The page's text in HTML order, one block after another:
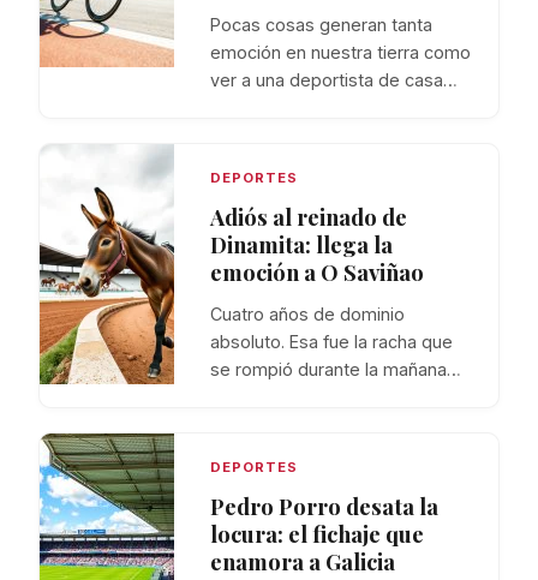
Pocas cosas generan tanta
emoción en nuestra tierra como
ver a una deportista de casa…
DEPORTES
Adiós al reinado de
Dinamita: llega la
emoción a O Saviñao
Cuatro años de dominio
absoluto. Esa fue la racha que
se rompió durante la mañana…
DEPORTES
Pedro Porro desata la
locura: el fichaje que
enamora a Galicia